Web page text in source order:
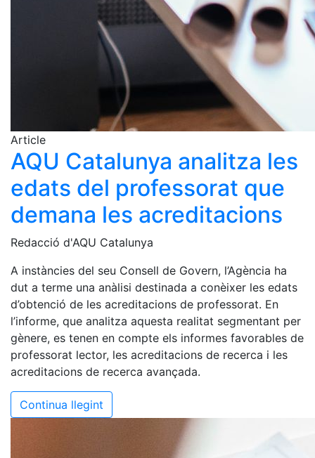
Article
AQU Catalunya analitza les
edats del professorat que
demana les acreditacions
Redacció d'AQU Catalunya
A instàncies del seu Consell de Govern, l’Agència ha
dut a terme una anàlisi destinada a conèixer les edats
d’obtenció de les acreditacions de professorat. En
l’informe, que analitza aquesta realitat segmentant per
gènere, es tenen en compte els informes favorables de
professorat lector, les acreditacions de recerca i les
acreditacions de recerca avançada.
Continua llegint